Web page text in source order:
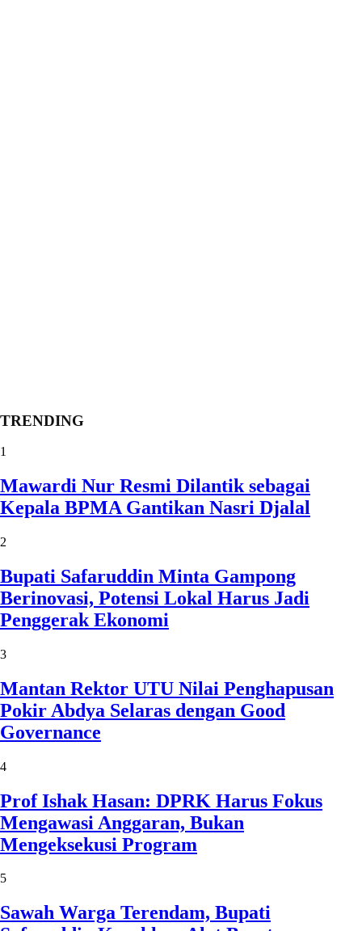
TRENDING
1
Mawardi Nur Resmi Dilantik sebagai
Kepala BPMA Gantikan Nasri Djalal
2
Bupati Safaruddin Minta Gampong
Berinovasi, Potensi Lokal Harus Jadi
Penggerak Ekonomi
3
Mantan Rektor UTU Nilai Penghapusan
Pokir Abdya Selaras dengan Good
Governance
4
Prof Ishak Hasan: DPRK Harus Fokus
Mengawasi Anggaran, Bukan
Mengeksekusi Program
5
Sawah Warga Terendam, Bupati